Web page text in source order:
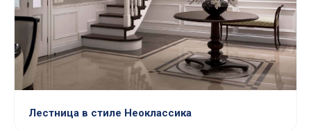
Лестница в стиле Неоклассика